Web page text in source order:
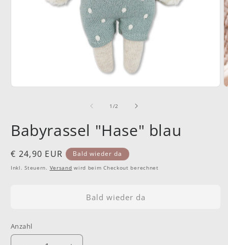
1 /von
2
Babyrassel "Hase" blau
Normaler
Preis
€ 24,90 EUR Bald wieder da
Inkl. Steuern. Versand wird beim Checkout berechnet
Bald wieder da
Anzahl
Anzahl